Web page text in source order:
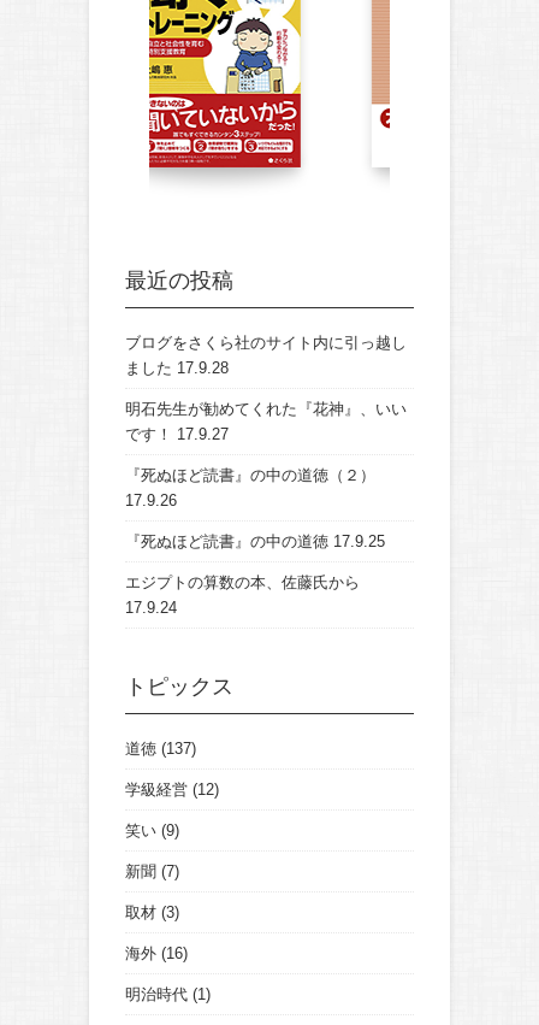
最近の投稿
ブログをさくら社のサイト内に引っ越し
ました 17.9.28
明石先生が勧めてくれた『花神』、いい
です！
17.9.27
『死ぬほど読書』の中の道徳（２）
17.9.26
『死ぬほど読書』の中の道徳 17.9.25
エジプトの算数の本、佐藤氏から
17.9.24
トピックス
道徳 (137)
学級経営 (12)
笑い (9)
新聞 (7)
取材 (3)
海外 (16)
明治時代 (1)